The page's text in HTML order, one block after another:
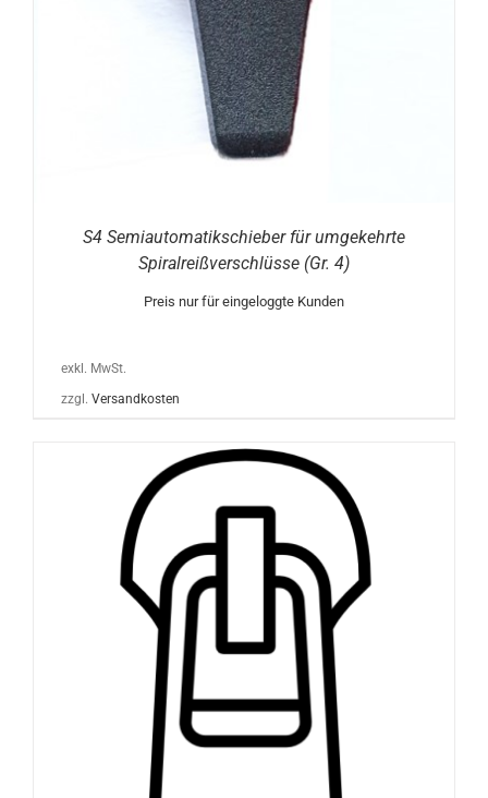
S4 Semiautomatikschieber für umgekehrte
Spiralreißverschlüsse (Gr. 4)
Preis nur für eingeloggte Kunden
exkl. MwSt.
zzgl. Versandkosten